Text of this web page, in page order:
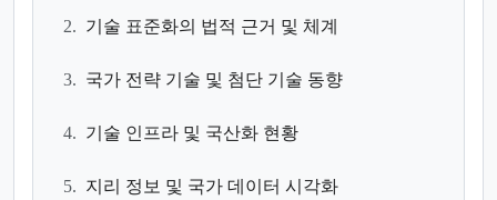
2. 기술 표준화의 법적 근거 및 체계
3. 국가 전략 기술 및 첨단 기술 동향
4. 기술 인프라 및 국산화 현황
5. 지리 정보 및 국가 데이터 시각화